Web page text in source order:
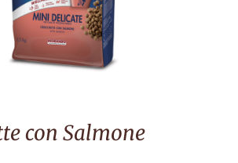
con Salmone